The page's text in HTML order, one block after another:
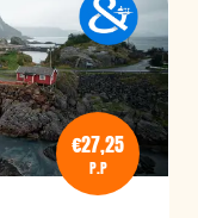
€27,25
P.P